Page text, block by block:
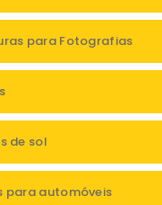
para Fotografias
de sol
para automóveis